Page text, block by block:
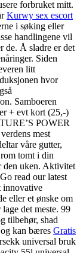
forbruket mitt.
Kurwy sex escort
i søking eller
handlingene vil
de. Å sladre er det
Siden
litt
hvor
Samboeren
+ evt kort (25,-)
POWER
mest
våre gutter,
tomt i din
den uken. Aktivitet
read our latest
innovative
eller et ønske om
det meste. 99
tilbehør, shad
kan bæres Gratis
universal bruk